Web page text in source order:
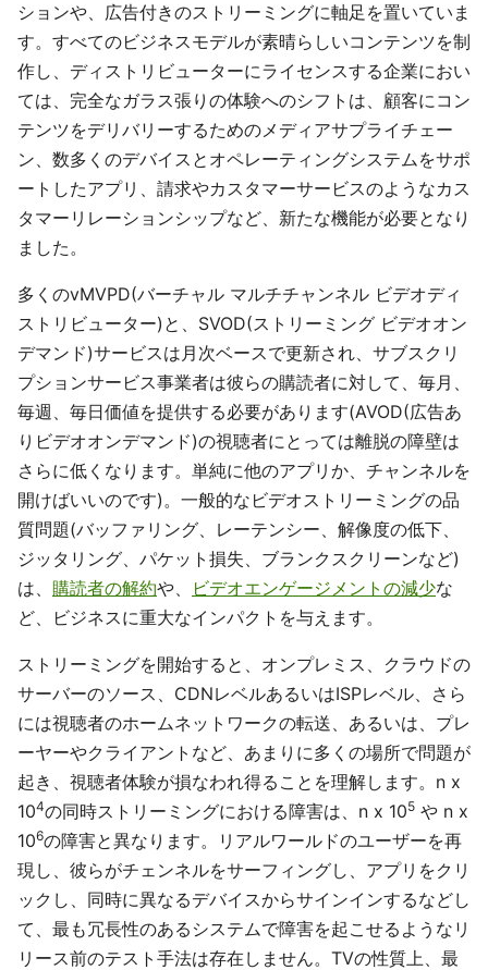
ションや、広告付きのストリーミングに軸足を置いていま
す。すべてのビジネスモデルが素晴らしいコンテンツを制
作し、ディストリビューターにライセンスする企業におい
ては、完全なガラス張りの体験へのシフトは、顧客にコン
テンツをデリバリーするためのメディアサプライチェー
ン、数多くのデバイスとオペレーティングシステムをサポ
ートしたアプリ、請求やカスタマーサービスのようなカス
タマーリレーションシップなど、新たな機能が必要となり
ました。
多くのvMVPD(バーチャル マルチチャンネル ビデオディ
ストリビューター)と、SVOD(ストリーミング ビデオオン
デマンド)サービスは月次ベースで更新され、サブスクリ
プションサービス事業者は彼らの購読者に対して、毎月、
毎週、毎日価値を提供する必要があります(AVOD(広告あ
りビデオオンデマンド)の視聴者にとっては離脱の障壁は
さらに低くなります。単純に他のアプリか、チャンネルを
開けばいいのです)。一般的なビデオストリーミングの品
質問題(バッファリング、レーテンシー、解像度の低下、
ジッタリング、パケット損失、ブランクスクリーンなど)
は、 購読者の解約や、 ビデオエンゲージメントの減少な
ど、ビジネスに重大なインパクトを与えます。
ストリーミングを開始すると、オンプレミス、クラウドの
サーバーのソース、CDNレベルあるいはISPレベル、さら
には視聴者のホームネットワークの転送、あるいは、プレ
ーヤーやクライアントなど、あまりに多くの場所で問題が
起き、視聴者体験が損なわれ得ることを理解します。n x
104の同時ストリーミングにおける障害は、n x 105 や n x
106の障害と異なります。リアルワールドのユーザーを再
現し、彼らがチェンネルをサーフィングし、アプリをクリ
ックし、同時に異なるデバイスからサインインするなどし
て、最も冗長性のあるシステムで障害を起こせるようなリ
リース前のテスト手法は存在しません。TVの性質上、最